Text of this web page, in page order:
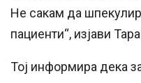
Не сакам да
пациенти“, изјави
Тој информира дека